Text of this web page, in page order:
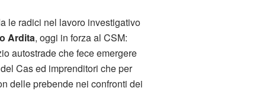
le radici nel lavoro investigativo
Ardita, oggi in forza al CSM:
autostrade che fece emergere
Cas ed imprenditori che per
delle prebende nei confronti dei